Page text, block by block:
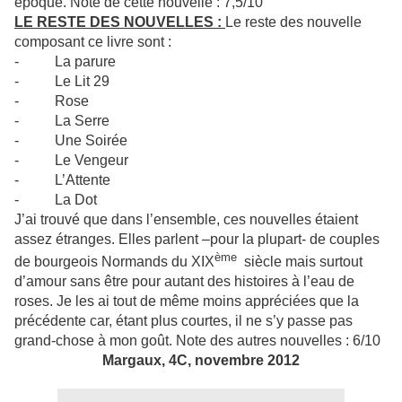
LE RESTE DES NOUVELLES : Le reste des nouvelle
composant ce livre sont :
- La parure
- Le Lit 29
- Rose
- La Serre
- Une Soirée
- Le Vengeur
- L’Attente
- La Dot
J’ai trouvé que dans l’ensemble, ces nouvelles étaient
assez étranges. Elles parlent –pour la plupart- de couples
de bourgeois Normands du XIXème siècle mais surtout
d’amour sans être pour autant des histoires à l’eau de
roses. Je les ai tout de même moins appréciées que la
précédente car, étant plus courtes, il ne s’y passe pas
grand-chose à mon goût. Note des autres nouvelles : 6/10
Margaux, 4C, novembre 2012